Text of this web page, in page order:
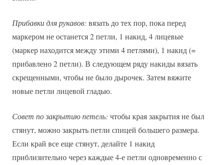
Прибавки для рукавов: вязать до тех пор, пока перед
маркером не останется 2 петли, 1 накид, 4 лицевые
(маркер находится между этими 4 петлями), 1 накид (=
прибавлено 2 петли). В следующем ряду накиды вязать
скрещенными, чтобы не было дырочек. Затем вяжите
новые петли лицевой гладью.
Совет по закрытию петель: чтобы края закрытия не был
стянут, можно закрыть петли спицей большего размера.
Если край все еще стянут, делайте 1 накид
приблизительно через каждые 4-е петли одновременно с